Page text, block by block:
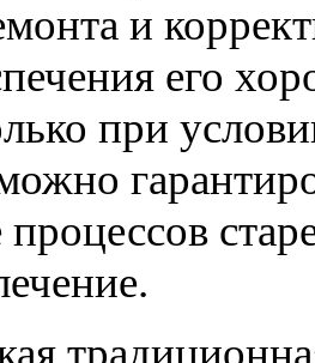
и
его
при
процессов